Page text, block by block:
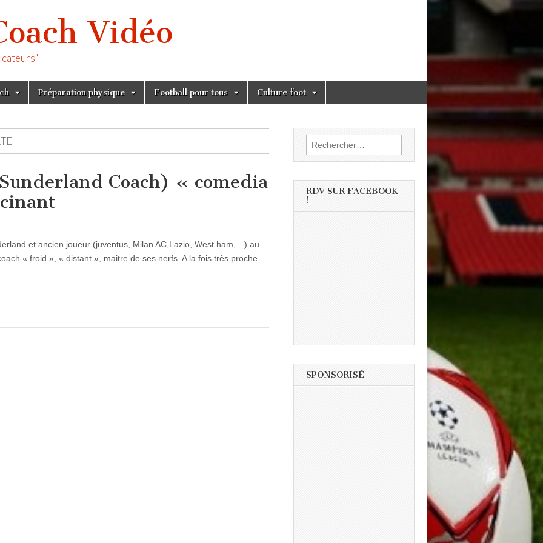
Vidéo
Préparation physique Football pour tous Culture foot
Coach) « comedia
et ancien joueur (juventus, Milan AC,Lazio, West ham,…) au
« froid », « distant », maitre de ses nerfs. A la fois très proche
Rechercher :
RDV SUR FACEBOOK
!
SPONSORISÉ